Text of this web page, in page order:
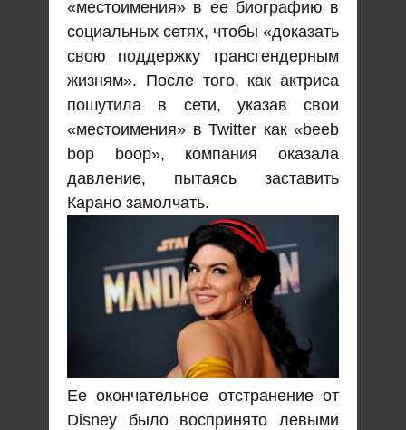
«местоимения» в ее биографию в
социальных сетях, чтобы «доказать
свою поддержку трансгендерным
жизням». После того, как актриса
пошутила в сети, указав свои
«местоимения» в Twitter как «beeb
bop boop», компания оказала
давление, пытаясь заставить
Карано замолчать.
Ее окончательное отстранение от
Disney было воспринято левыми